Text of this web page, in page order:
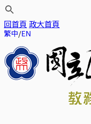
回首頁 政大首頁
繁中 EN